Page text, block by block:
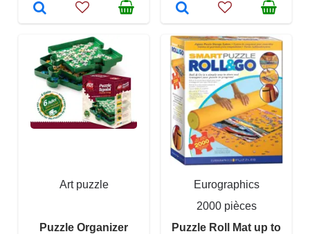
Art puzzle
Puzzle Organizer
Eurographics
2000 pièces
Puzzle Roll Mat up to